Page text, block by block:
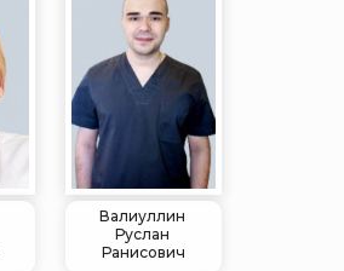
Валиуллин
Руслан
Ранисович